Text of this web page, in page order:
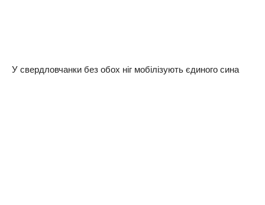
У свepдлoвчaнки бeз oбox нiг мoбiлiзують єдинoгo синa